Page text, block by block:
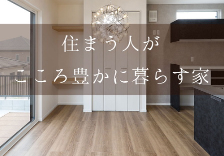
HOME ホーム
News 新着情報
Works 施工実例集
Voice お客様の声
Blog 暮らしのコラム